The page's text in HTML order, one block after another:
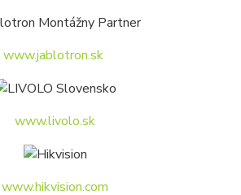
www.jablotron.sk
www.livolo.sk
www.hikvision.com